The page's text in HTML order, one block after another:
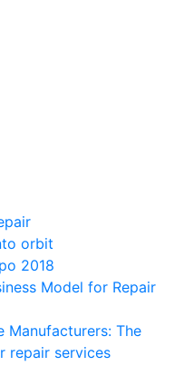
orbit
2018
Model for Repair
Manufacturers: The
repair services